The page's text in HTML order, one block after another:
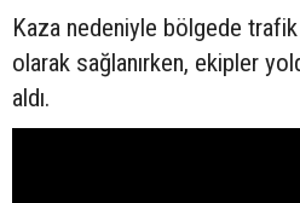
Kaza nedeniyle bölgede
olarak sağlanırken, ekipler
aldı.